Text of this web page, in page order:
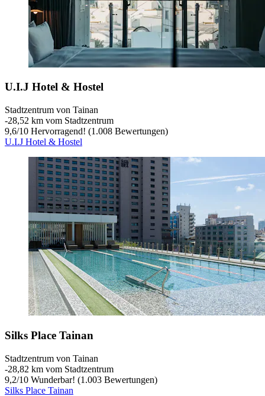
U.I.J Hotel & Hostel
Stadtzentrum von Tainan
‐28,52 km vom Stadtzentrum
9,6/10 Hervorragend! (1.008 Bewertungen)
U.I.J Hotel & Hostel
Silks Place Tainan
Stadtzentrum von Tainan
‐28,82 km vom Stadtzentrum
9,2/10 Wunderbar! (1.003 Bewertungen)
Silks Place Tainan